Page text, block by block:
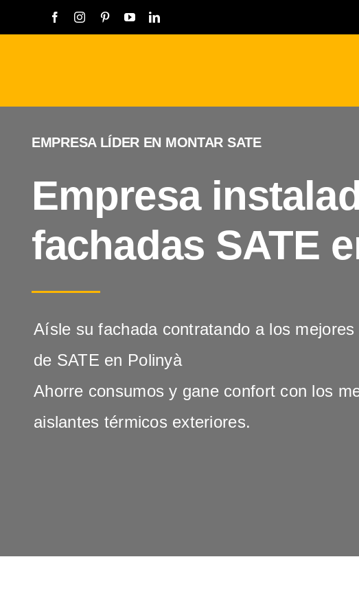
al
EMPRESA LÍDER EN MONTAR SATE
Empresa
fachadas SATE
Aísle su fachada contratando a los mejores
de SATE en Polinyà
Ahorre consumos y gane confort con los
aislantes térmicos exteriores.